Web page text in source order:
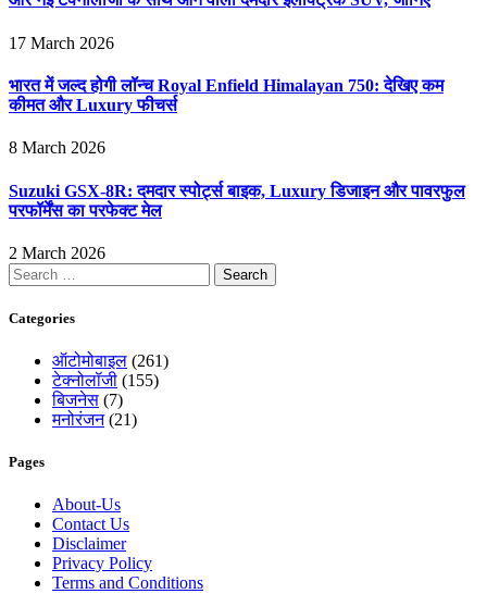
17 March 2026
भारत में जल्द होगी लॉन्च Royal Enfield Himalayan 750: देखिए कम
कीमत और Luxury फीचर्स
8 March 2026
Suzuki GSX-8R: दमदार स्पोर्ट्स बाइक, Luxury डिजाइन और पावरफुल
परफॉर्मेंस का परफेक्ट मेल
2 March 2026
Search
for:
Categories
ऑटोमोबाइल (261)
टेक्नोलॉजी (155)
बिजनेस (7)
मनोरंजन(21)
Pages
About-Us
Contact Us
Disclaimer
Privacy Policy
Terms and Conditions